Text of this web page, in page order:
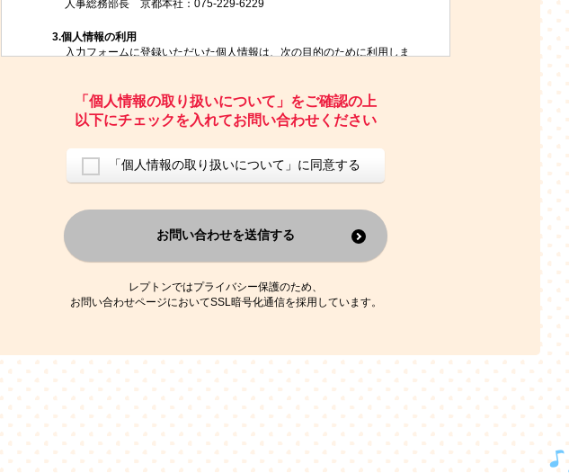
人事総務部長 京都本社：075-229-6229
3.個人情報の利用
入力フォームに登録いただいた個人情報は、次の目的のために利用しま
お問い合わせにお答えするため
レプトンのキャンペーンや新商品（新サービス）、新規開講教室等を
ご案内するため
ご利用者の個人情報を、本人が特定されないデータに不可逆変換した
上で、広告・宣伝・販売促進活動に役立てること
なお、この利用目的を超えた個人情報の取扱いは行いません。また、こ
れ以外の目的で個人情報を利用することはありません。
※当社の保有する個人情報と第三者広告配信事業者が保有する個人情報
を、本人が特定されないデータに不可逆変換した上で第三者広告配信事
業者においてマッチングを行い、その結果に基づいて広告を配信するこ
4.
個人情報の第三者への提供
当社は、次の場合を除き、ご本人の同意なしに個人情報を第三者に提供
することはありません。
ご本人の同意がある場合
法令に基づく場合
人の生命、身体または財産の保護のために必要がある場合であって、
本人の同意を得ることが困難である場合
「個人情報の取り扱いについて」をご確認の上
以下にチェックを入れてお問い合わせください
「個人情報の取り扱いについて」に同意する
お問い合わせを送信する
レプトンではプライバシー保護のため、
お問い合わせページにおいてSSL暗号化通信を採用しています。